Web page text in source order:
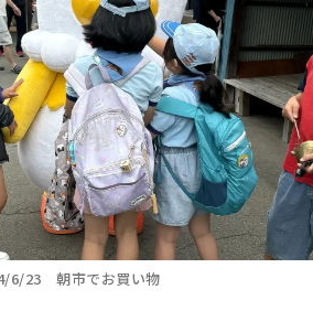
6/23 朝市でお買い物